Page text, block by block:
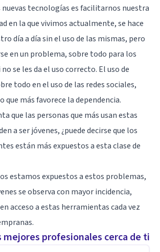
tecnologías es facilitarnos nuestra
en la que vivimos actualmente, se hace
día a día sin el uso de las mismas, pero
en un problema, sobre todo para los
se les da el uso correcto. El uso de
todo en el uso de las redes sociales,
que más favorece la dependencia.
que las personas que más usan estas
a ser jóvenes, ¿puede decirse que los
están más expuestos a esta clase de
estamos expuestos a estos problemas,
se observa con mayor incidencia,
acceso a estas herramientas cada vez
mejores profesionales cerca de ti